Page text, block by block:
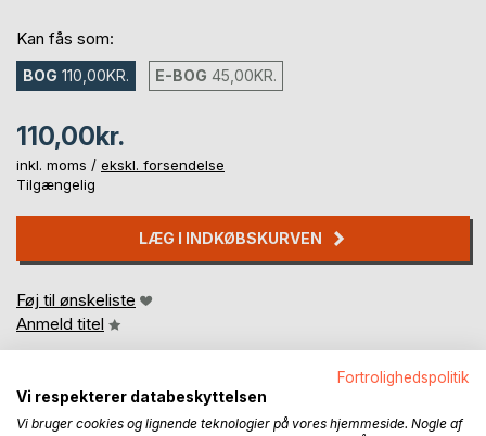
Kan fås som:
BOG 110,00KR. E-BOG 45,00KR.
110,00kr.
inkl. moms / ekskl. forsendelse
Tilgængelig
LÆG I INDKØBSKURVEN
Føj til ønskeliste
Anmeld titel
Fortrolighedspolitik
Vi respekterer databeskyttelsen
Vi bruger cookies og lignende teknologier på vores hjemmeside. Nogle af